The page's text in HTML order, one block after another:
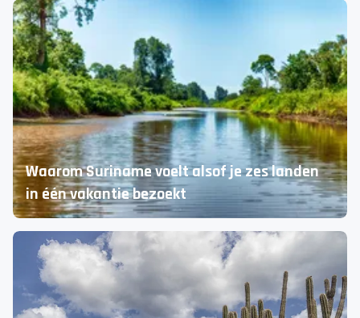
5 wellness getaways dicht bij huis
Ontspannen in Nederland, Duitsland en België